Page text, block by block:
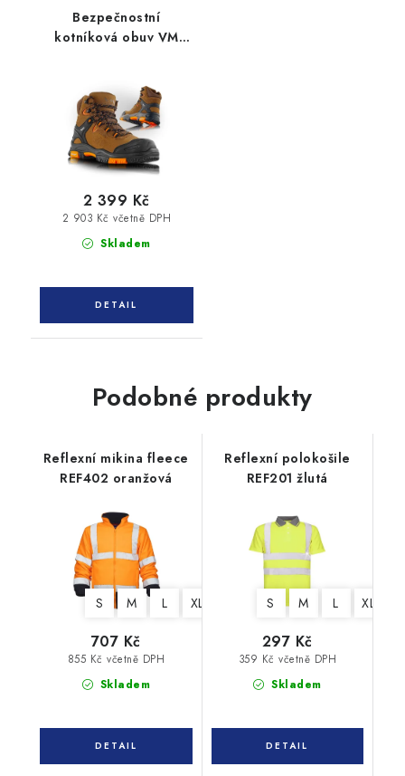
Bezpečnostní
kotníková obuv VM
Skladem
2 903 Kč včetně DPH
2 399 Kč
Podobné produkty
Reflexní mikina fleece
REF402 oranžová
S M L XL 3XL 4XL
Skladem
855 Kč včetně DPH
707 Kč
Reflexní polokošile
REF201 žlutá
S M L XL
Skladem
359 Kč včetně DPH
297 Kč